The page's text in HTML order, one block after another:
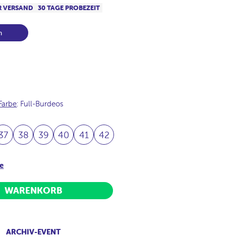
VERSAND 30 TAGE PROBEZEIT
: Full-Burdeos
38 39 40 41 42
WARENKORB
ARCHIV-EVENT